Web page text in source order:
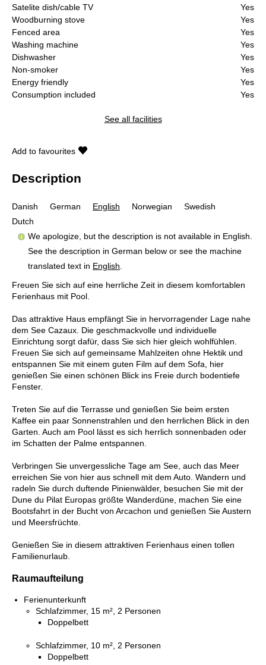
Satelite dish/cable TV
Yes
Woodburning stove
Yes
Fenced area
Yes
Washing machine
Yes
Dishwasher
Yes
Non-smoker
Yes
Energy friendly
Yes
Consumption included
Yes
See all facilities
Add to favourites
Description
Danish German English Norwegian
Swedish
Dutch
We apologize, but the description is not available in English.
See the description in German below or see the machine
translated text in English
Freuen Sie sich auf eine herrliche Zeit in diesem komfortablen
Ferienhaus mit Pool.
Das attraktive Haus empfängt Sie in hervorragender Lage nahe
dem See Cazaux. Die geschmackvolle und individuelle
Einrichtung sorgt dafür, dass Sie sich hier gleich wohlfühlen.
Freuen Sie sich auf gemeinsame Mahlzeiten ohne Hektik und
entspannen Sie mit einem guten Film auf dem Sofa, hier
genießen Sie einen schönen Blick ins Freie durch bodentiefe
Fenster.
Treten Sie auf die Terrasse und genießen Sie beim ersten
Kaffee ein paar Sonnenstrahlen und den herrlichen Blick in den
Garten. Auch am Pool lässt es sich herrlich sonnenbaden oder
im Schatten der Palme entspannen.
Verbringen Sie unvergessliche Tage am See, auch das Meer
erreichen Sie von hier aus schnell mit dem Auto. Wandern und
radeln Sie durch duftende Pinienwälder, besuchen Sie mit der
Dune du Pilat Europas größte Wanderdüne, machen Sie eine
Bootsfahrt in der Bucht von Arcachon und genießen Sie Austern
und Meersfrüchte.
Genießen Sie in diesem attraktiven Ferienhaus einen tollen
Familienurlaub.
Raumaufteilung
Ferienunterkunft
Schlafzimmer, 15 m², 2 Personen
Doppelbett
Schlafzimmer, 10 m², 2 Personen
Doppelbett